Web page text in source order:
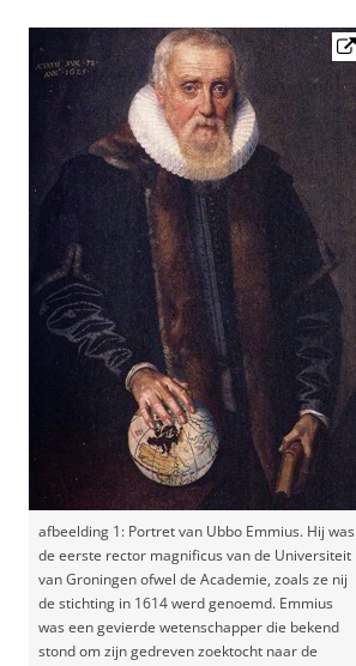
afbeelding 1: Portret van Ubbo Emmius. Hij was
de eerste rector magnificus van de Universiteit
van Groningen ofwel de Academie, zoals ze nij
de stichting in 1614 werd genoemd. Emmius
was een gevierde wetenschapper die bekend
stond om zijn gedreven zoektocht naar de